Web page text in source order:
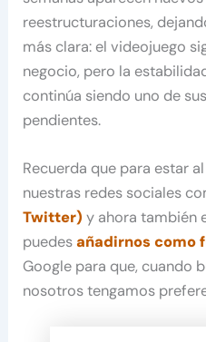
reestructuraciones,
más clara: el videojuego
negocio, pero la
continúa siendo uno de
pendientes.
Recuerda que para estar
nuestras redes sociales
Twitter) y ahora también
puedesañadirnos como
Google para que, cuando
nosotros tengamos